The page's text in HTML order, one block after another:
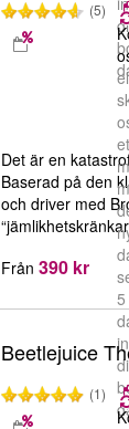
(5)
5
Det är en
Baserad på den
och driver med
Från 390 kr
Beetlejuice
(1)